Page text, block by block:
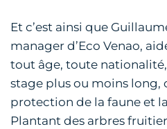
Et c’est ainsi que
manager d’Eco Venao,
tout âge, toute
stage plus ou moins long,
protection de la faune et
Plantant des arbres